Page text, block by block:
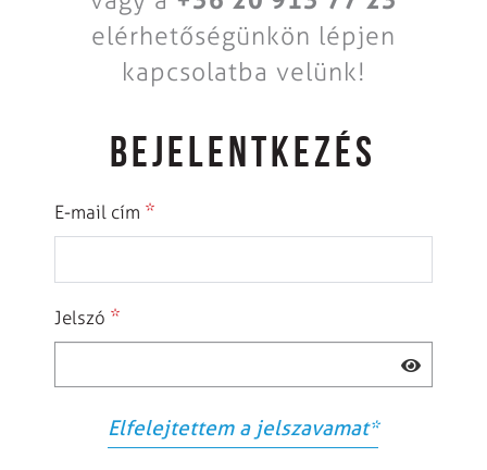
elérhetőségünkön lépjen
kapcsolatba velünk!
BEJELENTKEZÉS
E-mail cím *
Jelszó *
Elfelejtettem a jelszavamat*